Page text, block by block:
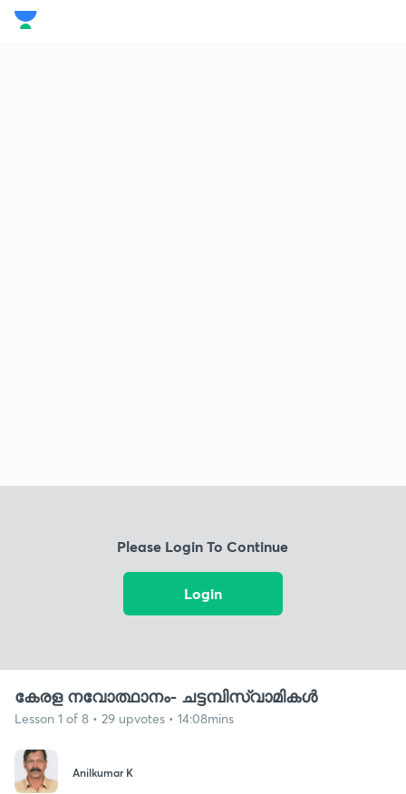
Please Login To Continue
Login
കേരള നവോത്ഥാനം- ചട്ടമ്പിസ്വാമികൾ
Lesson 1 of 8 • 29 upvotes • 14:08mins
Anilkumar K